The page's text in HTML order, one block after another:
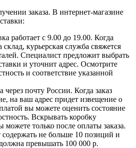
заказа. В интернет-магазине
работает с 9.00 до 19.00. Когда
склад, курьерская служба свяжется
Специалист предложит выбрать
и уточнит адрес. Осмотрите
и соответствие указанной
через почту России. Когда заказ
на ваш адрес придет извещение о
вы можете оценить состояние
Вскрывать коробку
можете только после оплаты заказа.
не больше 10 позиций и
превышать 100 000 р.